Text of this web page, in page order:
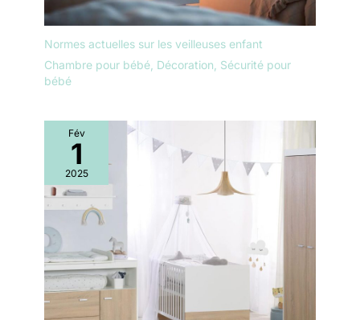
Normes actuelles sur les veilleuses enfant
Chambre pour bébé, Décoration, Sécurité pour
bébé
Fév
1
2025